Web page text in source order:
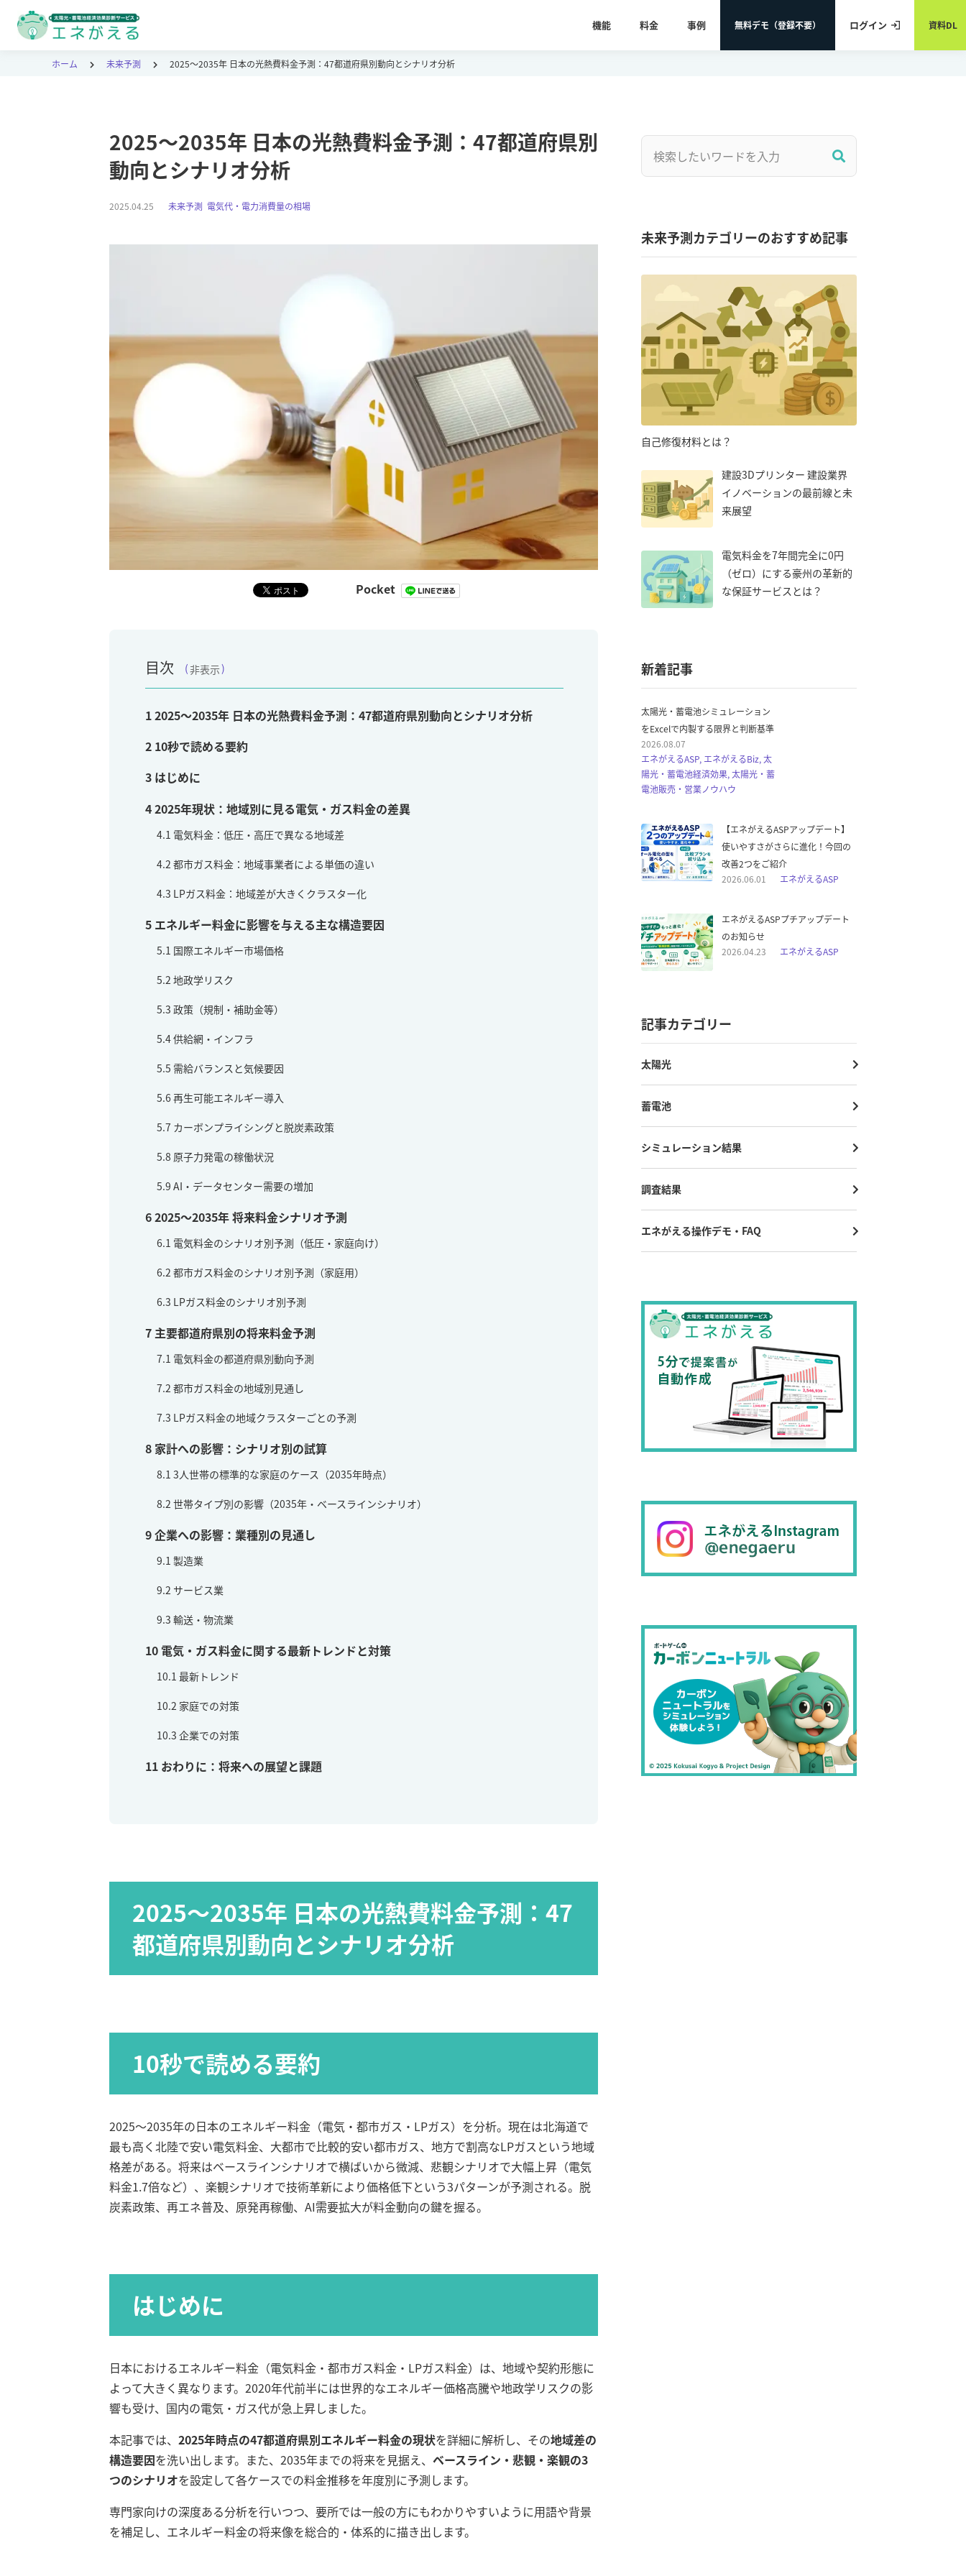
機能 料金 事例 無料デモ（登録不要） ログイン 資料DL
ホーム 未来予測 2025～2035年 日本の光熱費料金予測：47都道府県別動向とシナリオ分析
2025～2035年 日本の光熱費料金予測：47都道府県別
動向とシナリオ分析
未来予測 電気代・電力消費量の相場
2025.04.25
Pocket
目次 非表示
12025～2035年 日本の光熱費料金予測：47都道府県別動向とシナリオ分析
2 10秒で読める要約
3 はじめに
42025年現状：地域別に見る電気・ガス料金の差異
4.1 電気料金：低圧・高圧で異なる地域差
4.2 都市ガス料金：地域事業者による単価の違い
4.3 LPガス料金：地域差が大きくクラスター化
5 エネルギー料金に影響を与える主な構造要因
5.1 国際エネルギー市場価格
5.2 地政学リスク
5.3 政策（規制・補助金等）
5.4供給網・インフラ
5.5 需給バランスと気候要因
5.6再生可能エネルギー導入
5.7 カーボンプライシングと脱炭素政策
5.8 原子力発電の稼働状況
5.9 AI・データセンター需要の増加
62025～2035年 将来料金シナリオ予測
6.1 電気料金のシナリオ別予測（低圧・家庭向け）
6.2 都市ガス料金のシナリオ別予測（家庭用）
6.3 LPガス料金のシナリオ別予測
7 主要都道府県別の将来料金予測
7.1 電気料金の都道府県別動向予測
7.2 都市ガス料金の地域別見通し
7.3 LPガス料金の地域クラスターごとの予測
8 家計への影響：シナリオ別の試算
8.1 3人世帯の標準的な家庭のケース（2035年時点）
8.2 世帯タイプ別の影響（2035年・ベースラインシナリオ）
9企業への影響：業種別の見通し
9.1 製造業
9.2 サービス業
9.3 輸送・物流業
10 電気・ガス料金に関する最新トレンドと対策
10.1 最新トレンド
10.2 家庭での対策
10.3 企業での対策
11 おわりに：将来への展望と課題
2025～2035年 日本の光熱費料金予測：47
都道府県別動向とシナリオ分析
10秒で読める要約
2025～2035年の日本のエネルギー料金（電気・都市ガス・LPガス）を分析。現在は北海道で
最も高く北陸で安い電気料金、大都市で比較的安い都市ガス、地方で割高なLPガスという地域
格差がある。将来はベースラインシナリオで横ばいから微減、悲観シナリオで大幅上昇（電気
料金1.7倍など）、楽観シナリオで技術革新により価格低下という3パターンが予測される。脱
炭素政策、再エネ普及、原発再稼働、AI需要拡大が料金動向の鍵を握る。
はじめに
日本におけるエネルギー料金（電気料金・都市ガス料金・LPガス料金）は、地域や契約形態に
よって大きく異なります。2020年代前半には世界的なエネルギー価格高騰や地政学リスクの影
響も受け、国内の電気・ガス代が急上昇しました。
本記事では、 2025年時点の47都道府県別エネルギー料金の現状を詳細に解析し、その地域差の
構造要因を洗い出します。また、2035年までの将来を見据え、 ベースライン・悲観・楽観の3
つのシナリオを設定して各ケースでの料金推移を年度別に予測します。
専門家向けの深度ある分析を行いつつ、要所では一般の方にもわかりやすいように用語や背景
を補足し、エネルギー料金の将来像を総合的・体系的に描き出します。
未来予測カテゴリーのおすすめ記事
自己修復材料とは？
建設3Dプリンター 建設業界
イノベーションの最前線と未
来展望
電気料金を7年間完全に0円
（ゼロ）にする豪州の革新的
な保証サービスとは？
新着記事
太陽光・蓄電池シミュレーション
をExcelで内製する限界と判断基準
2026.08.07
エネがえるASP, エネがえるBiz, 太
陽光・蓄電池経済効果, 太陽光・蓄
電池販売・営業ノウハウ
【エネがえるASPアップデート】
使いやすさがさらに進化！今回の
改善2つをご紹介
2026.06.01
エネがえるASP
エネがえるASPプチアップデート
のお知らせ
2026.04.23
エネがえるASP
記事カテゴリー
太陽光
蓄電池
シミュレーション結果
調査結果
エネがえる操作デモ・FAQ